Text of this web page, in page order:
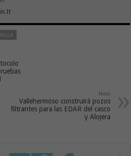
Next
Vallehermoso construirá pozos
filtrantes para las EDAR del casco
y Alojera